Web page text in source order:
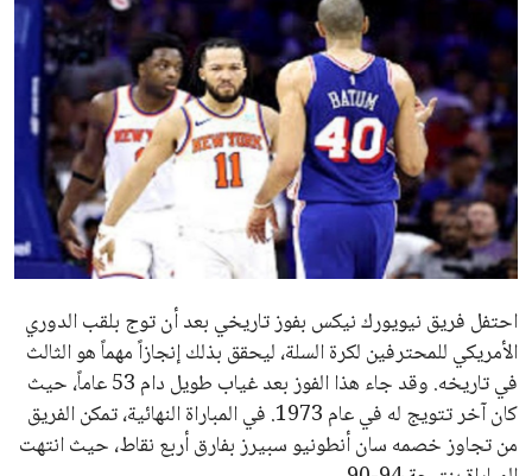
اخبار الرياضة
منوعات
فن وثقافة
علوم وتكنولوجيا
المرأة والجمال
حوادث
محافظات
احتفل فريق نيويورك نيكس بفوز تاريخي بعد أن توج بلقب الدوري
الأمريكي للمحترفين لكرة السلة، ليحقق بذلك إنجازاً مهماً هو الثالث
في تاريخه. وقد جاء هذا الفوز بعد غياب طويل دام 53 عاماً، حيث
كان آخر تتويج له في عام 1973. في المباراة النهائية، تمكن الفريق
من تجاوز خصمه سان أنطونيو سبيرز بفارق أربع نقاط، حيث انتهت